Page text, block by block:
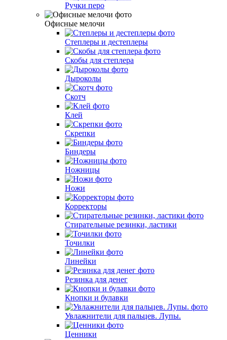
Ручки перо
Офисные мелочи
Степлеры и дестеплеры
Скобы для степлера
Дыроколы
Скотч
Клей
Скрепки
Биндеры
Ножницы
Ножи
Корректоры
Стирательные резинки, ластики
Точилки
Линейки
Резинка для денег
Кнопки и булавки
Увлажнители для пальцев. Лупы.
Ценники